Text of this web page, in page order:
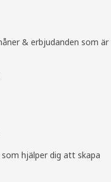
& erbjudanden som är
hjälper dig att skapa